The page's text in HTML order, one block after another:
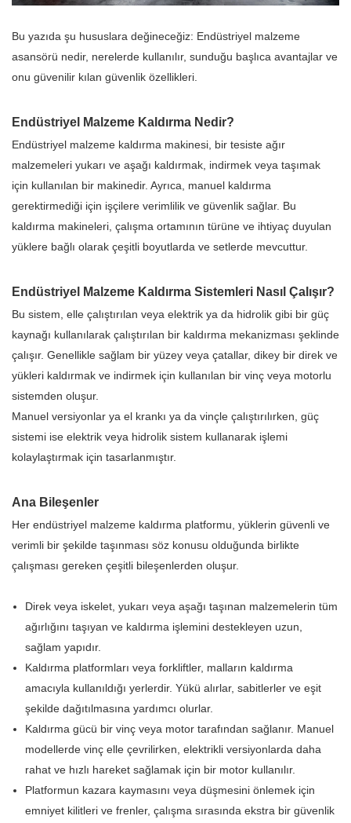
Bu yazıda şu hususlara değineceğiz: Endüstriyel malzeme
asansörü nedir, nerelerde kullanılır, sunduğu başlıca avantajlar ve
onu güvenilir kılan güvenlik özellikleri.
Endüstriyel Malzeme Kaldırma Nedir?
Endüstriyel malzeme kaldırma makinesi, bir tesiste ağır
malzemeleri yukarı ve aşağı kaldırmak, indirmek veya taşımak
için kullanılan bir makinedir. Ayrıca, manuel kaldırma
gerektirmediği için işçilere verimlilik ve güvenlik sağlar. Bu
kaldırma makineleri, çalışma ortamının türüne ve ihtiyaç duyulan
yüklere bağlı olarak çeşitli boyutlarda ve setlerde mevcuttur.
Endüstriyel Malzeme Kaldırma Sistemleri Nasıl Çalışır?
Bu sistem, elle çalıştırılan veya elektrik ya da hidrolik gibi bir güç
kaynağı kullanılarak çalıştırılan bir kaldırma mekanizması şeklinde
çalışır. Genellikle sağlam bir yüzey veya çatallar, dikey bir direk ve
yükleri kaldırmak ve indirmek için kullanılan bir vinç veya motorlu
sistemden oluşur.
Manuel versiyonlar ya el krankı ya da vinçle çalıştırılırken, güç
sistemi ise elektrik veya hidrolik sistem kullanarak işlemi
kolaylaştırmak için tasarlanmıştır.
Ana Bileşenler
Her endüstriyel malzeme kaldırma platformu, yüklerin güvenli ve
verimli bir şekilde taşınması söz konusu olduğunda birlikte
çalışması gereken çeşitli bileşenlerden oluşur.
Direk veya iskelet, yukarı veya aşağı taşınan malzemelerin tüm
ağırlığını taşıyan ve kaldırma işlemini destekleyen uzun,
sağlam yapıdır.
Kaldırma platformları veya forkliftler, malların kaldırma
amacıyla kullanıldığı yerlerdir. Yükü alırlar, sabitlerler ve eşit
şekilde dağıtılmasına yardımcı olurlar.
Kaldırma gücü bir vinç veya motor tarafından sağlanır. Manuel
modellerde vinç elle çevrilirken, elektrikli versiyonlarda daha
rahat ve hızlı hareket sağlamak için bir motor kullanılır.
Platformun kazara kaymasını veya düşmesini önlemek için
emniyet kilitleri ve frenler, çalışma sırasında ekstra bir güvenlik